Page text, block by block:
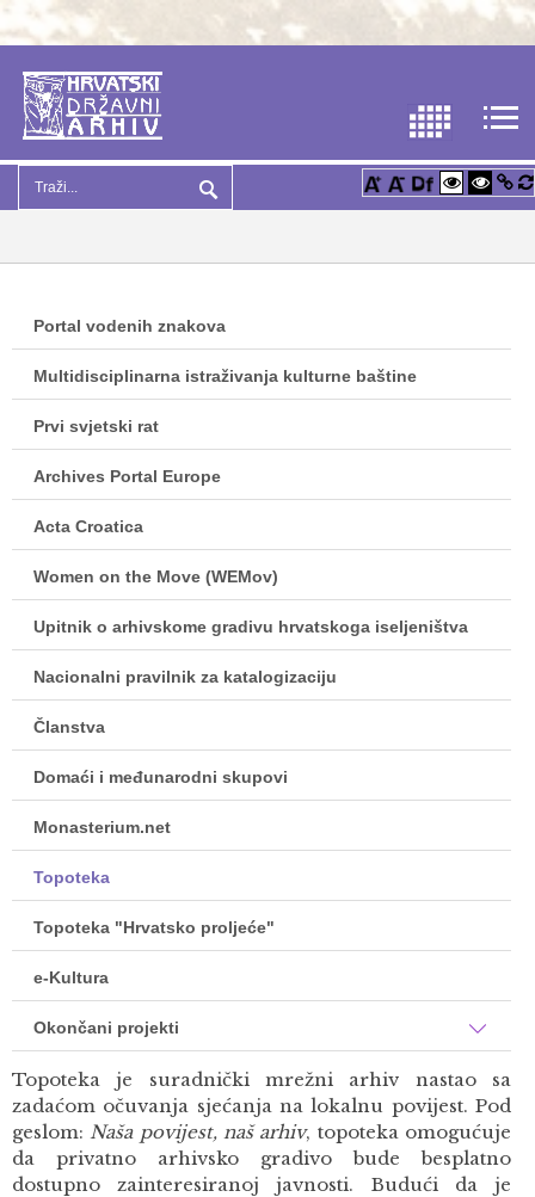
Portal vodenih znakova
Multidisciplinarna istraživanja kulturne baštine
Prvi svjetski rat
Archives Portal Europe
Acta Croatica
Women on the Move (WEMov)
Upitnik o arhivskome gradivu hrvatskoga iseljeništva
Nacionalni pravilnik za katalogizaciju
Članstva
Domaći i međunarodni skupovi
Monasterium.net
Topoteka
Topoteka "Hrvatsko proljeće"
e-Kultura
Okončani projekti
Topoteka je suradnički mrežni arhiv nastao sa
zadaćom očuvanja sjećanja na lokalnu povijest. Pod
geslom:Naša povijest, naš arhiv, topoteka omogućuje
da privatno arhivsko gradivo bude besplatno
dostupno zainteresiranoj javnosti. Budući da je